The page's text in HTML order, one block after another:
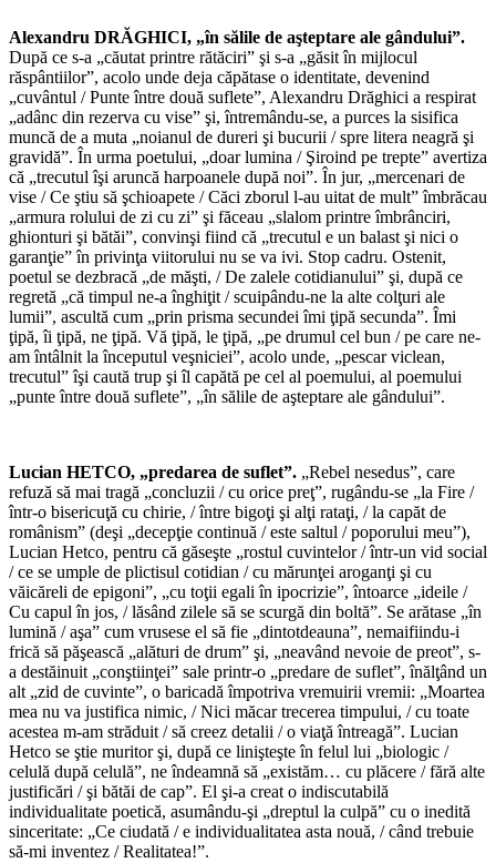
Alexandru DRĂGHICI, „în sălile de aşteptare ale gândului”.
După ce s-a „căutat printre rătăciri” şi s-a „găsit în mijlocul
răspântiilor”, acolo unde deja căpătase o identitate, devenind
„cuvântul / Punte între două suflete”, Alexandru Drăghici a respirat
„adânc din rezerva cu vise” şi, întremându-se, a purces la sisifica
muncă de a muta „noianul de dureri şi bucurii / spre litera neagră şi
gravidă”. În urma poetului, „doar lumina / Şiroind pe trepte” avertiza
că „trecutul îşi aruncă harpoanele după noi”. În jur, „mercenari de
vise / Ce ştiu să şchioapete / Căci zborul l-au uitat de mult” îmbrăcau
„armura rolului de zi cu zi” şi făceau „slalom printre îmbrânciri,
ghionturi şi bătăi”, convinşi fiind că „trecutul e un balast şi nici o
garanţie” în privinţa viitorului nu se va ivi. Stop cadru. Ostenit,
poetul se dezbracă „de măşti, / De zalele cotidianului” şi, după ce
regretă „că timpul ne-a înghiţit / scuipându-ne la alte colţuri ale
lumii”, ascultă cum „prin prisma secundei îmi ţipă secunda”. Îmi
ţipă, îi ţipă, ne ţipă. Vă ţipă, le ţipă, „pe drumul cel bun / pe care ne-
am întâlnit la începutul veşniciei”, acolo unde, „pescar viclean,
trecutul” îşi caută trup şi îl capătă pe cel al poemului, al poemului
„punte între două suflete”, „în sălile de aşteptare ale gândului”.
Lucian HETCO, „predarea de suflet”. „Rebel nesedus”, care
refuză să mai tragă „concluzii / cu orice preţ”, rugându-se „la Fire /
într-o bisericuţă cu chirie, / între bigoţi şi alţi rataţi, / la capăt de
românism” (deşi „decepţie continuă / este saltul / poporului meu”),
Lucian Hetco, pentru că găseşte „rostul cuvintelor / într-un vid social
/ ce se umple de plictisul cotidian / cu mărunţei aroganţi şi cu
văicăreli de epigoni”, „cu toţii egali în ipocrizie”, întoarce „ideile /
Cu capul în jos, / lăsând zilele să se scurgă din boltă”. Se arătase „în
lumină / aşa” cum vrusese el să fie „dintotdeauna”, nemaifiindu-i
frică să păşească „alături de drum” şi, „neavând nevoie de preot”, s-
a destăinuit „conştiinţei” sale printr-o „predare de suflet”, înălţând un
alt „zid de cuvinte”, o baricadă împotriva vremuirii vremii: „Moartea
mea nu va justifica nimic, / Nici măcar trecerea timpului, / cu toate
acestea m-am străduit / să creez detalii / o viaţă întreagă”. Lucian
Hetco se ştie muritor şi, după ce linişteşte în felul lui „biologic /
celulă după celulă”, ne îndeamnă să „existăm… cu plăcere / fără alte
justificări / şi bătăi de cap”. El şi-a creat o indiscutabilă
individualitate poetică, asumându-şi „dreptul la culpă” cu o inedită
sinceritate: „Ce ciudată / e individualitatea asta nouă, / când trebuie
să-mi inventez / Realitatea!”.